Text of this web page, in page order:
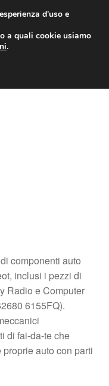
EUR
800 580 290
componenti auto
inclusi i pezzi di
Radio e Computer
6155FQ).
di fai-da-te che
auto con parti
d'uso e
a quali cookie usiamo
.